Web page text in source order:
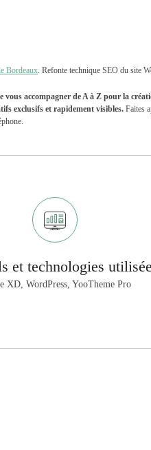
Bordeaux. Refonte technique SEO du site
vous accompagner de A à Z pour la
exclusifs et rapidement visibles. Faites
et technologies
XD, WordPress, YooTheme Pro